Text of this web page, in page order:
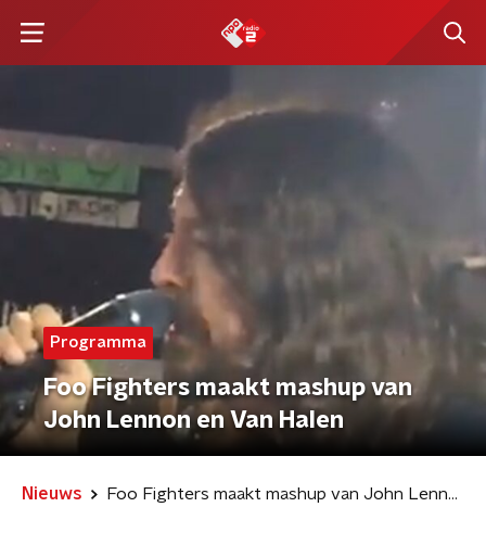
Programma
Foo Fighters maakt mashup van
John Lennon en Van Halen
Nieuws Foo Fighters maakt mashup van John Lennon en Van Halen